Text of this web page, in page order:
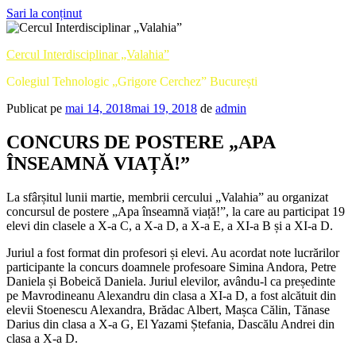
Sari la conținut
Cercul Interdisciplinar „Valahia”
Colegiul Tehnologic „Grigore Cerchez” București
Publicat pe mai 14, 2018mai 19, 2018 de admin
CONCURS DE POSTERE „APA
ÎNSEAMNĂ VIAȚĂ!”
La sfârșitul lunii martie, membrii cercului „Valahia” au organizat
concursul de postere „Apa înseamnă viață!”, la care au participat 19
elevi din clasele a X-a C, a X-a D, a X-a E, a XI-a B și a XI-a D.
Juriul a fost format din profesori și elevi. Au acordat note lucrărilor
participante la concurs doamnele profesoare Simina Andora, Petre
Daniela și Bobeică Daniela. Juriul elevilor, avându-l ca președinte
pe Mavrodineanu Alexandru din clasa a XI-a D, a fost alcătuit din
elevii Stoenescu Alexandra, Brădac Albert, Mașca Călin, Tănase
Darius din clasa a X-a G, El Yazami Ștefania, Dascălu Andrei din
clasa a X-a D.